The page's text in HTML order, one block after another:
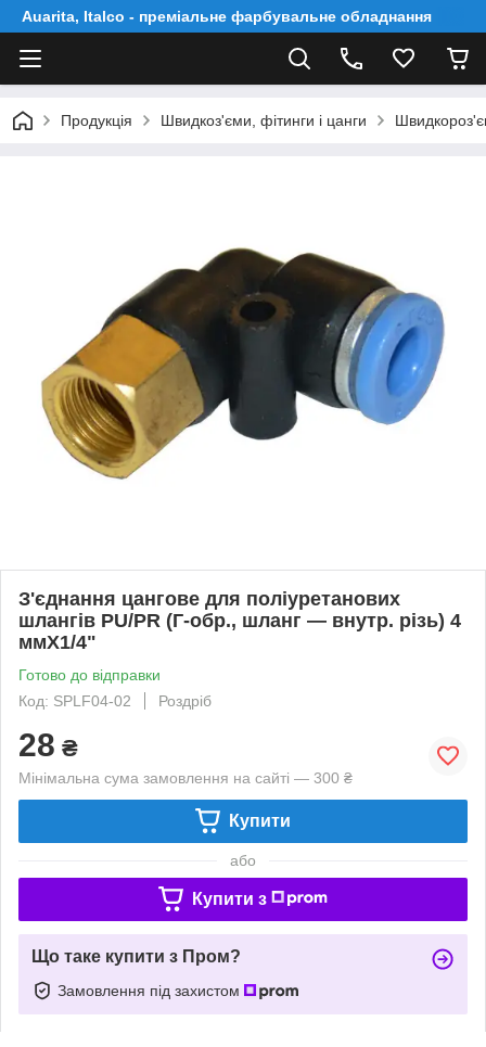
Auarita, Italco - преміальне фарбувальне обладнання
Продукція Швидкоз'єми, фітинги і цанги
З'єднання цангове для поліуретанових
шлангів PU/PR (Г-обр., шланг — внутр. різь) 4
ммX1/4"
Готово до відправки
Код: SPLF04-02
Роздріб
28 ₴
Мінімальна сума замовлення на сайті — 300 ₴
Купити
або
Купити з
Що таке купити з Пром?
Замовлення під захистом